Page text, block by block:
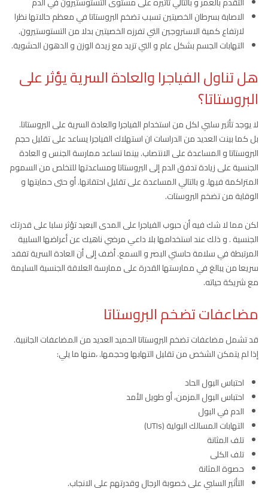
الاصابة بسرطان الخصيتين تسبب تضخم البروستاتا في معظم حالاتها نظرا
لارتفاع كمية الاستروجين التي تفرزه الخصيتين بدلا من التستوستيرون.
التهابات الجسم بشكل عام و التي تزيد مع زيدة الوزن و الدهون الحشوية.
هل تناول الفياجرا والعادة السرية يؤثر على
البروستاتا؟
لا يوجد تأثير سلبي لكل من استخدام الفياجرا والعادة السرية على البروستاتا.
بل كما بينت العديد من الدراسات ان استهلاك الفياجرا يساعد على تقليل حجم
البروستاتا و المساعدة على الانتصاب. بينما تساعد ممارسة الجنس و العادة
الجنسية على زيادة تدفق الدم إلى البروستاتا ومساعدتها للتخلص من السموم
المتراكمة فيها. و بالتالي المساعدة على تقليل احتقانها. أو حتى حمايتها و
الوقاية من تضخم البروستات.
لكن مما لا شك فيه أن حبوب الفياجرا على المدى البعيد تؤثر سلبا على قدرتك
الجنسية . و ذلك عند استخدامها بلا داعي مرضي ناهيك عن أعراضها السلبية
المرتبطة في سلامة حاستي البصر و السمع. أضف إلى أن العادة السرية تفقد
سريعا من يبالغ في ممارستها القدرة على ممارسة العلاقة الجنسية السليمة
مع شريكة حياته.
مضاعفات تضخم البروستاتا
قد تشمل مضاعفات تضخم البروستاتا الحميد العديد من المضاعفات الجانبية.
إذا لم يتمكن الشخص من تقليل التهابها وحجمها. ،منها ما يلي:
احتباس البول الحاد
احتباس البول المزمن، أو طويل الأمد
الدم في البول
التهابات المسالك البولية (UTIs)
تلف المثانة
تلف الكلى
حصوة المثانة
التأثير السلبي على خصوبة الرجال وقدرتهم على الانجاب.